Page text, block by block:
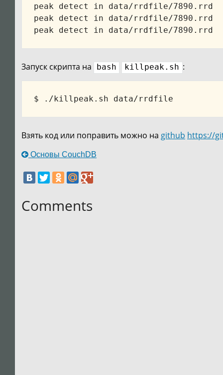
peak detect in data/rrdfile/7890.rrd
peak detect in data/rrdfile/7890.rrd
Запуск скрипта на bash killpeak.sh :
Взять код или поправить можно на github https://
Основы CouchDB
Comments